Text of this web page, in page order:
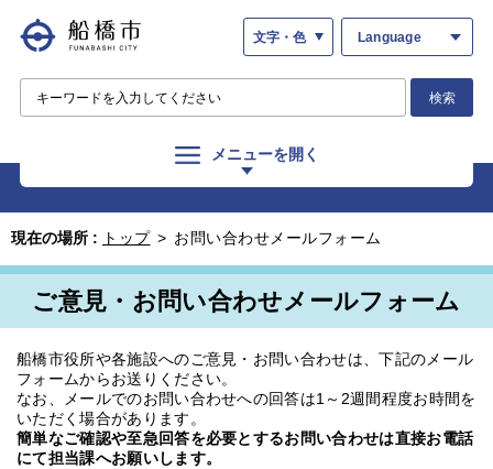
文字・色 Language
検索
メニューを開く
現在の場所 : トップ > お問い合わせメールフォーム
ご意見・お問い合わせメールフォーム
船橋市役所や各施設へのご意見・お問い合わせは、下記のメール
フォームからお送りください。
なお、メールでのお問い合わせへの回答は1～2週間程度お時間を
いただく場合があります。
簡単なご確認や至急回答を必要とするお問い合わせは直接お電話
にて担当課へお願いします。